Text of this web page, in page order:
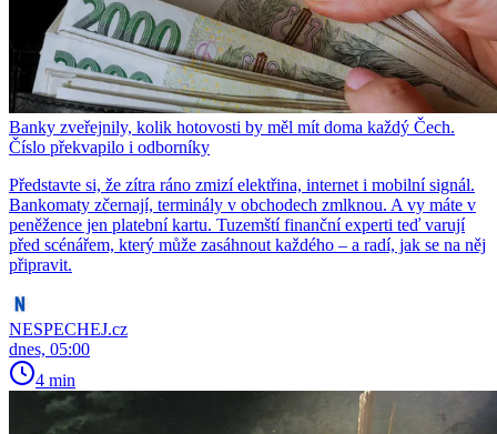
Banky zveřejnily, kolik hotovosti by měl mít doma každý Čech.
Číslo překvapilo i odborníky
Představte si, že zítra ráno zmizí elektřina, internet i mobilní signál.
Bankomaty zčernají, terminály v obchodech zmlknou. A vy máte v
peněžence jen platební kartu. Tuzemští finanční experti teď varují
před scénářem, který může zasáhnout každého – a radí, jak se na něj
připravit.
NESPECHEJ.cz
dnes, 05:00
4 min